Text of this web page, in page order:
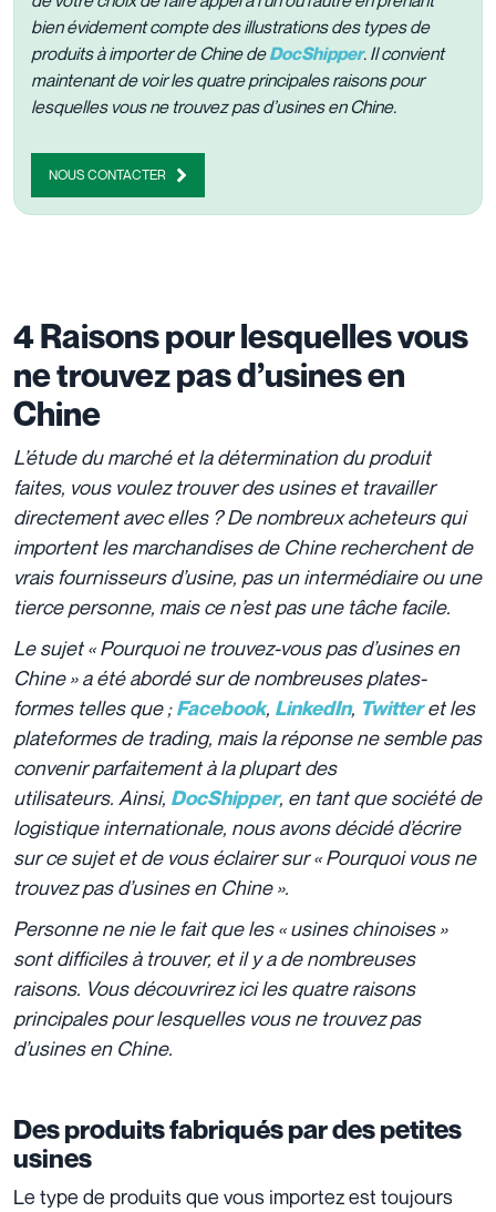
bien évidement compte des illustrations des types de
produits à importer de Chine deDocShipper. Il convient
maintenant de voir les quatre principales raisons pour
lesquelles vous ne trouvez pas d’usines en Chine.
NOUS CONTACTER
4 Raisons pour lesquelles vous
ne trouvez pas d’usines en
Chine
L’étude du marché et la détermination du produit
faites, vous voulez trouver des usines et travailler
directement avec elles ? De nombreux acheteurs qui
importent les marchandises de Chine recherchent de
vrais fournisseurs d’usine, pas un intermédiaire ou une
tierce personne, mais ce n’est pas une tâche facile.
Le sujet « Pourquoi ne trouvez-vous pas d’usines en
Chine » a été abordé sur de nombreuses plates-
formes telles que ;Facebook, LinkedIn, Twitteret les
plateformes de trading, mais la réponse ne semble pas
convenir parfaitement à la plupart des
utilisateurs. Ainsi, DocShipper, en tant que société de
logistique internationale, nous avons décidé d’écrire
sur ce sujet et de vous éclairer sur « Pourquoi vous ne
trouvez pas d’usines en Chine ».
Personne ne nie le fait que les « usines chinoises »
sont difficiles à trouver, et il y a de nombreuses
raisons. Vous découvrirez ici les quatre raisons
principales pour lesquelles vous ne trouvez pas
d’usines en Chine.
Des produits fabriqués par des petites
usines
Le type de produits que vous importez est toujours